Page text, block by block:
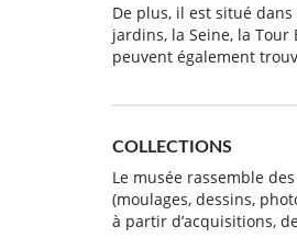
De plus, il est situé dans
jardins, la Seine, la
peuvent également
COLLECTIONS
Le musée rassemble
(moulages, dessins,
à partir d’acquisitions,